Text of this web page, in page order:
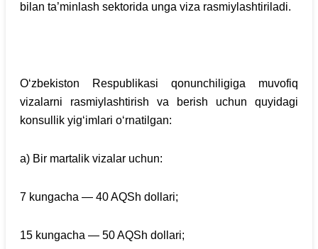
bilan ta’minlash sektorida unga viza rasmiylashtiriladi.
O‘zbekiston Respublikasi qonunchiligiga muvofiq
vizalarni rasmiylashtirish va berish uchun quyidagi
konsullik yig‘imlari o‘rnatilgan:
a) Bir martalik vizalar uchun:
7 kungacha — 40 AQSh dollari;
15 kungacha — 50 AQSh dollari;